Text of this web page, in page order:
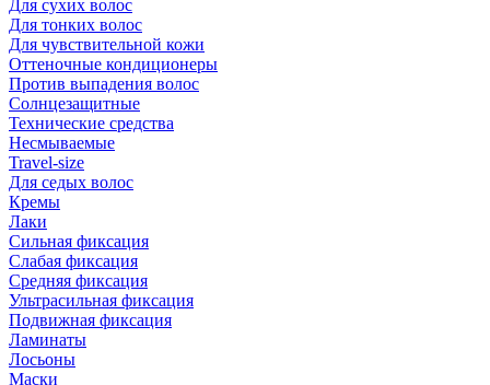
Для сухих волос
Для тонких волос
Для чувствительной кожи
Оттеночные кондиционеры
Против выпадения волос
Солнцезащитные
Технические средства
Несмываемые
Travel-size
Для седых волос
Кремы
Лаки
Сильная фиксация
Слабая фиксация
Средняя фиксация
Ультрасильная фиксация
Подвижная фиксация
Ламинаты
Лосьоны
Маски